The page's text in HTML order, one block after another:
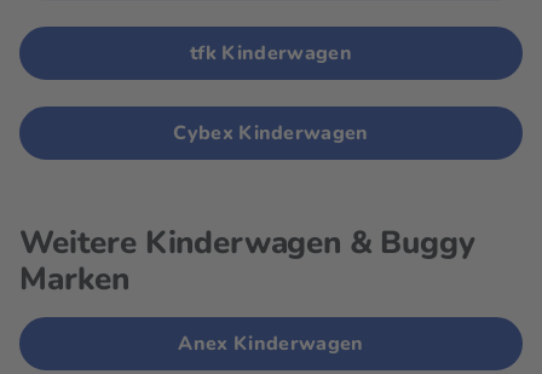
tfk Kinderwagen
Cybex Kinderwagen
Weitere Kinderwagen & Buggy
Marken
Anex Kinderwagen